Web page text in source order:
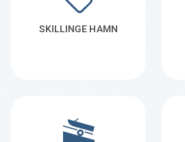
SKILLINGE HAMN